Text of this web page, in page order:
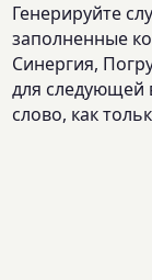
Генерируйте
заполненные
Синергия,
для следующей
слово, как